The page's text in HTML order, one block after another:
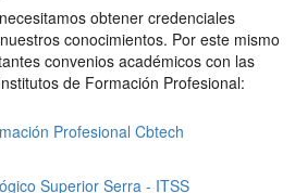
obtener credenciales
conocimientos. Por este mismo
convenios académicos con las
de Formación Profesional:
Profesional Cbtech
Superior Serra - ITSS